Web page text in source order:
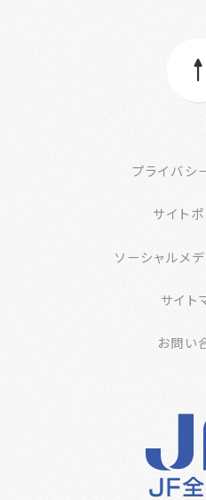
プライバシ
サイト
ソーシャルメ
サイト
お問い